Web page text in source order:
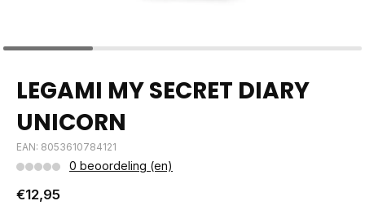
LEGAMI MY SECRET DIARY
UNICORN
EAN: 8053610784121
0 beoordeling (en)
€12,95